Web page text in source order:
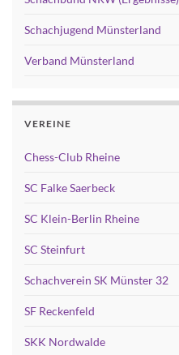
Schachjugend Münsterland
Verband Münsterland
VEREINE
Chess-Club Rheine
SC Falke Saerbeck
SC Klein-Berlin Rheine
SC Steinfurt
Schachverein SK Münster 32
SF Reckenfeld
SKK Nordwalde